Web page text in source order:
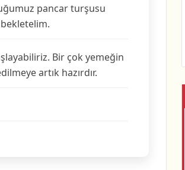
pancar turşusu
Bir çok yemeğin
artık hazırdır.